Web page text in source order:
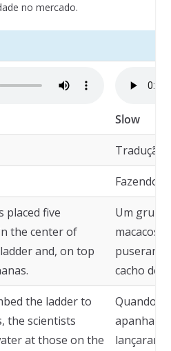
no mercado.
Slow
Tradução
Fazendo
placed five
the center of
and, on top
Um grupo
macacos
puseram
cacho de
the ladder to
the scientists
at those on the
Quando
apanhar
lançaram